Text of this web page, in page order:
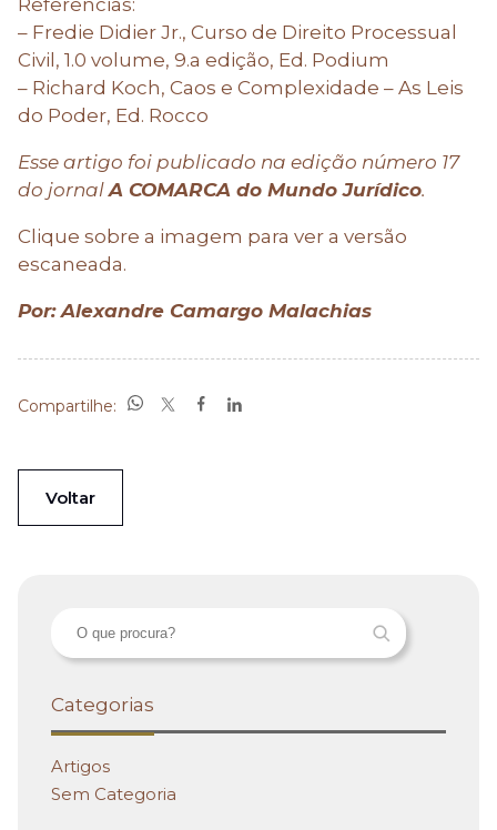
Referências:
– Fredie Didier Jr., Curso de Direito Processual
Civil, 1.0 volume, 9.a edição, Ed. Podium
– Richard Koch, Caos e Complexidade – As Leis
do Poder, Ed. Rocco
Esse artigo foi publicado na edição número 17
do jornalA COMARCA do Mundo Jurídico.
Clique sobre a imagem para ver a versão
escaneada.
Por: Alexandre Camargo Malachias
Compartilhe:
Voltar
Categorias
Artigos
Sem Categoria